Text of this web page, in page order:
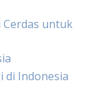
Cerdas untuk
di Indonesia